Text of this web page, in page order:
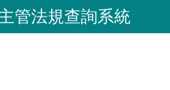
管法規查詢系統